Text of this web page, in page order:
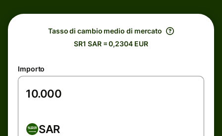
Tasso di cambio medio di mercato
SR1 SAR = 0,2304 EUR
Importo
SAR